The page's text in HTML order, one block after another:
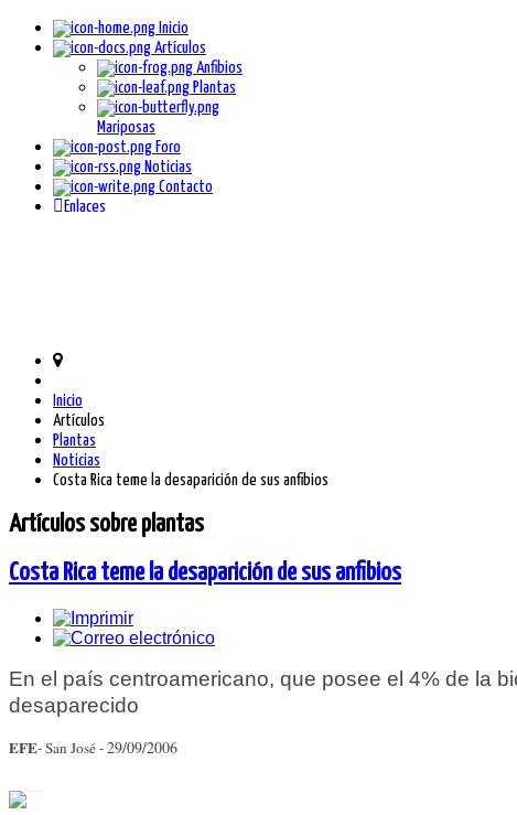
Inicio
Artículos
Anfibios
Plantas
Mariposas
Foro
Noticias
Contacto
Enlaces
Inicio
Artículos
Plantas
Noticias
Costa Rica teme la desaparición de sus anfibios
Artículos sobre plantas
Costa Rica teme la desaparición de sus anfibios
En el país centroamericano, que posee el 4% de la
desaparecido
EFE- San José -29/09/2006